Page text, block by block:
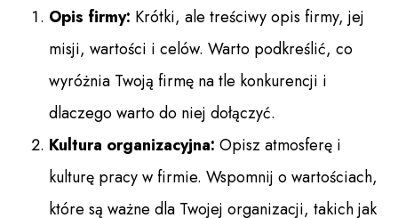
Opis firmy: Krótki, ale treściwy opis firmy, jej
misji, wartości i celów. Warto podkreślić, co
wyróżnia Twoją firmę na tle konkurencji i
dlaczego warto do niej dołączyć.
Kultura organizacyjna: Opisz atmosferę i
kulturę pracy w firmie. Wspomnij o wartościach,
które są ważne dla Twojej organizacji, takich jak